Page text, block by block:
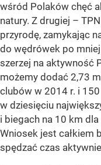
wśród Polaków chęć
natury. Z drugiej –
przyrodę, zamykając
do wędrówek po
szerzej na aktywność
możemy dodać 2,73
clubów w 2014 r. i
w dziesięciu
i biegach na 10 km dla
Wniosek jest całkiem
spędzać czas